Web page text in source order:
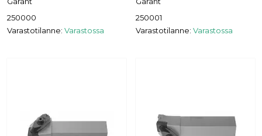
250000
Varastotilanne: Varastossa
250001
Varastotilanne: Varastossa